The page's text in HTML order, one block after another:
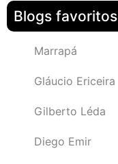
Blogs favoritos
Marrapá
Gláucio Ericeira
Gilberto Léda
Diego Emir